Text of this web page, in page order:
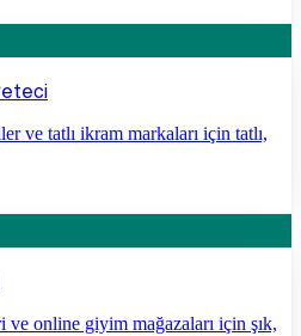
ve tatlı ikram markaları için tatlı,
online giyim mağazaları için şık,